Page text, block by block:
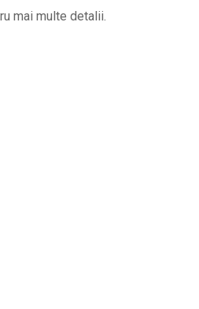
mai multe detalii.